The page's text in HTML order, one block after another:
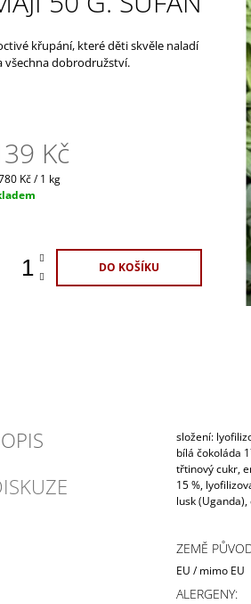
křupání, které děti skvěle naladí
všechna dobrodružství.
Kč
Kč / 1 kg
DO KOŠÍKU
složení: l
bílá čokoláda
třtinový cukr,
15 %,
lusk
ZEMĚ
EU / mimo EU
ALERGENY:
Kč